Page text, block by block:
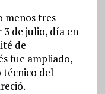
menos tres
de julio, día en
de
fue ampliado,
técnico del